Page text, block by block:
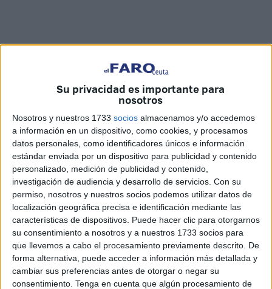
Su privacidad es importante para
nosotros
Nosotros y nuestros 1733 socios almacenamos y/o accedemos
a información en un dispositivo, como cookies, y procesamos
datos personales, como identificadores únicos e información
estándar enviada por un dispositivo para publicidad y contenido
personalizado, medición de publicidad y contenido,
investigación de audiencia y desarrollo de servicios. Con su
permiso, nosotros y nuestros socios podemos utilizar datos de
localización geográfica precisa e identificación mediante las
características de dispositivos. Puede hacer clic para otorgarnos
su consentimiento a nosotros y a nuestros 1733 socios para
que llevemos a cabo el procesamiento previamente descrito. De
forma alternativa, puede acceder a información más detallada y
cambiar sus preferencias antes de otorgar o negar su
consentimiento. Tenga en cuenta que algún procesamiento de
Efecto llamada